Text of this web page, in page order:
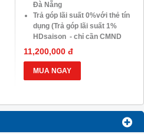
Đà Nẵng
Trả góp lãi suất 0%với thẻ tín
dụng (Trả góp lãi suất 1%
HDsaison - chỉ cần CMND
BLX hoặc hộ khẩu gốc )
Giảm 20%khi nâng cấp Ram-
SSD
Giảm giá trực tiếp đối với
Giá 500.000đ
11,200,000 đ
MUA NGAY